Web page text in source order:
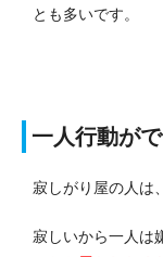
とも多いです。
一人行動が
寂しがり屋の人は
寂しいから一人は